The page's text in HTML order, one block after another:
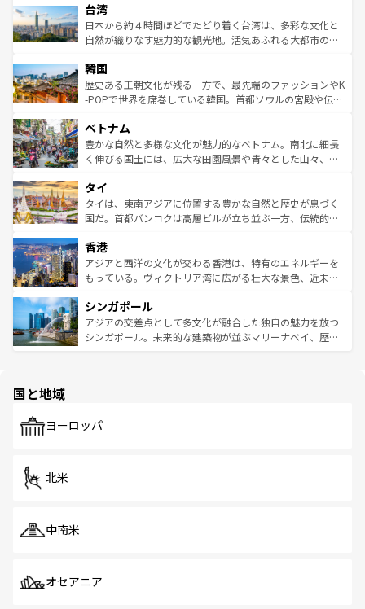
ならではの贅沢な旅のスタイルだ。 なお、新着のアメリカ
情報はコンテンツ一覧を参照してほしい。
れるおもてなしの心で訪れる人々を迎えてくれるハワイの
人々、おいしいローカルフードやハワイアンミュージッ
ク、伝統的なフラダンスなど、すべてがハワイの魅力を彩
ワイを、存分に味わってほしい。 なお、新着のハワイ情報
はコンテンツ一覧を参照してほしい。
リアリーフや大陸中央部にそびえるウルル（エアーズロッ
ク）、タスマニアの美しい原生林やケアンズの熱帯雨林な
ど、見どころがたくさん。また、カフェやワイン、オージ
いる。アクティビティも充実しており、サーフィンやダイ
ビング、ハイキングなど、アウトドア好きにはたまらな
い。オーストラリアの多彩な魅力を存分に味わいつくそ
参照してほしい。
台湾
日本から約４時間ほどでたどり着く台湾は、多彩な文化と
自然が織りなす魅力的な観光地。活気あふれる大都市の台
ン）、静ひつな山岳地帯である台湾東部など、都市の喧騒
と山間の静けさが共存しており、訪れる人に新しい発見と
驚きをもたらしてくれる。また、奥深い台湾の食文化も魅
容にもいいと評判のスイーツなど、バラエティ豊かな料理
が味わえる。 なお、新着の台湾情報は コンテンツ一覧を参
照してほしい。
韓国
歴史ある王朝文化が残る一方で、最先端のファッションやK
-POPで世界を席巻している韓国。首都ソウルの宮殿や伝統
き、地方に足を延ばせば四季折々の自然美を楽しむことが
できる。そして、キムチや焼肉、絶品のストリートフード
まで、さまざまな韓国料理が待っている。夜には、韓国な
リティに包まれながら、韓国の多彩な魅力を心ゆくまで味
わってみてほしい。 なお、新着の韓国情報はコンテンツ一
覧を参照してほしい。
ベトナム
豊かな自然と多様な文化が魅力的なベトナム。南北に細長
く伸びる国土には、広大な田園風景や青々とした山々、世
急速な発展と共に伝統が息づく。ハノイの古い町並みやホ
ーチミン市のフランス統治時代の建物も、独特の雰囲気を
醸し出している。また、バラエティの豊かさとおいしさで
とつ。フォーやバインミー、ベトナムコーヒーなどは、ぜ
ひ現地で味わいたい。どの地域を訪れてもあたたかい人々
が旅行者を迎えてくれるので、きっと忘れられない旅にな
参照してほしい。
タイ
タイは、東南アジアに位置する豊かな自然と歴史が息づく
国だ。首都バンコクは高層ビルが立ち並ぶ一方、伝統的な
の活気が交差している。北部ではチェンマイなどの山岳地
帯で自然と触れ合い、南部ではプーケットやクラビの美し
いビーチでリゾート気分を楽しむことができる。タイ料理
激する。気候は一年中温暖で、どの季節にも異なる楽しみ
が待っている。親しみやすいタイの人々、仏教を中心とし
た文化、そして多様な観光資源が、訪れる旅人を魅了し続
香港
アジアと西洋の文化が交わる香港は、特有のエネルギーを
もっている。ヴィクトリア湾に広がる壮大な景色、近未来
み、どこを訪れても感動するはず。観光スポットが密集し
ており、効率よく見どころを回れるのも魅力。息をのむよ
うな絶景から文化的な体験まで、香港を存分に楽しみ尽く
シンガポール
アジアの交差点として多文化が融合した独自の魅力を放つ
シンガポール。未来的な建築物が並ぶマリーナベイ、歴史
で、ホーカーズは地元の風情を楽しめる外せないスポット
国と地域
ヨーロッパ
北米
中南米
オセアニア